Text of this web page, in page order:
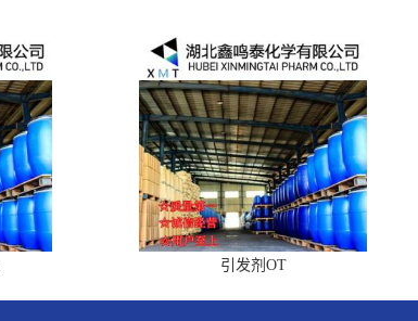
引发剂OT